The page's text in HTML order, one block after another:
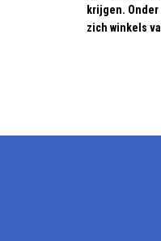
krijgen.
zich winkels